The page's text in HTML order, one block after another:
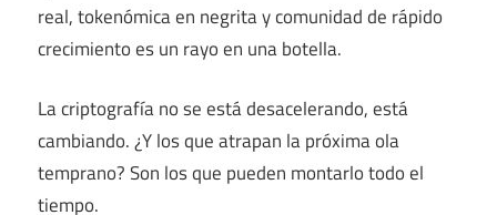
real, tokenómica en negrita y comunidad de rápido
crecimiento es un rayo en una botella.
La criptografía no se está desacelerando, está
cambiando. ¿Y los que atrapan la próxima ola
temprano? Son los que pueden montarlo todo el
tiempo.